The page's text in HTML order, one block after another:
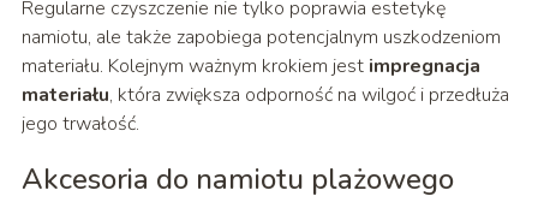
Regularne czyszczenie nie tylko poprawia estetykę
namiotu, ale także zapobiega potencjalnym uszkodzeniom
materiału. Kolejnym ważnym krokiem jest impregnacja
materiału, która zwiększa odporność na wilgoć i przedłuża
jego trwałość.
Akcesoria do namiotu plażowego